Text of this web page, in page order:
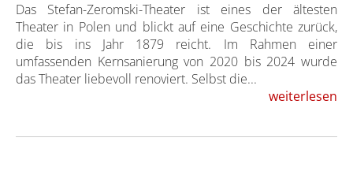
Das Stefan-Zeromski-Theater ist eines der ältesten
Theater in Polen und blickt auf eine Geschichte zurück,
die bis ins Jahr 1879 reicht. Im Rahmen einer
umfassenden Kernsanierung von 2020 bis 2024 wurde
das Theater liebevoll renoviert. Selbst die...
weiterlesen